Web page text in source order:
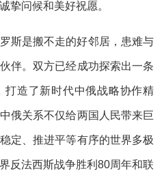
挚问候和美好祝愿。
斯是搬不走的好邻居，患难与
伴。双方已经成功探索出一条
打造了新时代中俄战略协作精
俄关系不仅给两国人民带来巨
定、推进平等有序的世界多极
反法西斯战争胜利 80周年和联